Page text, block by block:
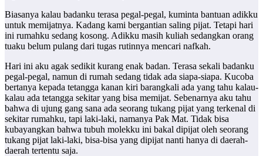
Biasanya kalau badanku terasa pegal-pegal, kuminta bantuan adikku
untuk memijatnya. Kadang kami bergantian saling pijat. Tetapi hari
ini rumahku sedang kosong. Adikku masih kuliah sedangkan orang
tuaku belum pulang dari tugas rutinnya mencari nafkah.
Hari ini aku agak sedikit kurang enak badan. Terasa sekali badanku
pegal-pegal, namun di rumah sedang tidak ada siapa-siapa. Kucoba
bertanya kepada tetangga kanan kiri barangkali ada yang tahu kalau-
kalau ada tetangga sekitar yang bisa memijat. Sebenarnya aku tahu
bahwa di ujung gang sana ada seorang tukang pijat yang terkenal di
sekitar rumahku, tapi laki-laki, namanya Pak Mat. Tidak bisa
kubayangkan bahwa tubuh molekku ini bakal dipijat oleh seorang
tukang pijat laki-laki, bisa-bisa yang dipijat nanti hanya di daerah-
daerah tertentu saja.